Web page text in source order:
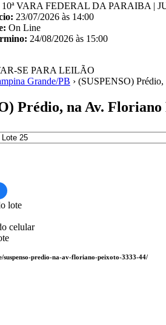
10ª VARA FEDERAL DA PARAIBA |
23/07/2026 às 14:00
On Line
24/08/2026 às 15:00
SE PARA LEILÃO
Grande/PB › (SUSPENSO)
Prédio, na Av.
celular
suspenso-predio-na-av-floriano-peixoto-3333-44/